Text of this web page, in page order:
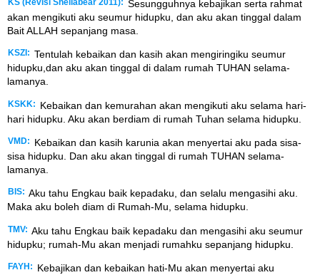
KS (Revisi Shellabear 2011): Sesungguhnya kebajikan serta rahmat
akan mengikuti aku seumur hidupku, dan aku akan tinggal dalam
Bait ALLAH sepanjang masa.
KSZI: Tentulah kebaikan dan kasih akan mengiringiku seumur
hidupku,dan aku akan tinggal di dalam rumah TUHAN selama-
lamanya.
KSKK:
Kebaikan dan kemurahan akan mengikuti aku selama hari-
hari hidupku. Aku akan berdiam di rumah Tuhan selama hidupku.
VMD:
Kebaikan dan kasih karunia akan menyertai aku pada sisa-
sisa hidupku. Dan aku akan tinggal di rumah TUHAN selama-
lamanya.
BIS: Aku tahu Engkau baik kepadaku, dan selalu mengasihi aku.
Maka aku boleh diam di Rumah-Mu, selama hidupku.
TMV: Aku tahu Engkau baik kepadaku dan mengasihi aku seumur
hidupku; rumah-Mu akan menjadi rumahku sepanjang hidupku.
FAYH:
Kebajikan dan kebaikan hati-Mu akan menyertai aku